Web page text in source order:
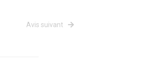
Avis suivant